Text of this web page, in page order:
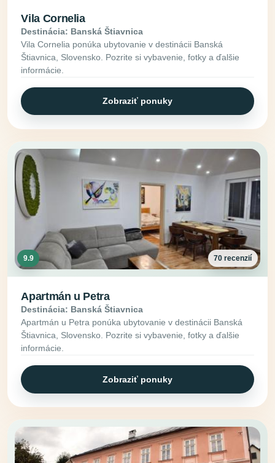
Vila Cornelia
Destinácia: Banská Štiavnica
Vila Cornelia ponúka ubytovanie v destinácii Banská
Štiavnica, Slovensko. Pozrite si vybavenie, fotky a ďalšie
informácie.
Zobraziť ponuky
9.9 70 recenzií
Apartmán u Petra
Destinácia: Banská Štiavnica
Apartmán u Petra ponúka ubytovanie v destinácii Banská
Štiavnica, Slovensko. Pozrite si vybavenie, fotky a ďalšie
informácie.
Zobraziť ponuky